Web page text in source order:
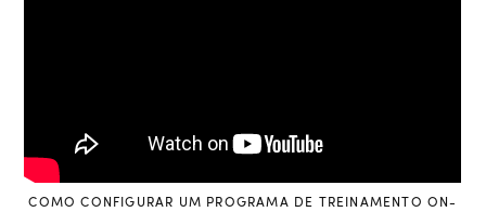
COMO CONFIGURAR UM PROGRAMA DE TREINAMENTO ON-